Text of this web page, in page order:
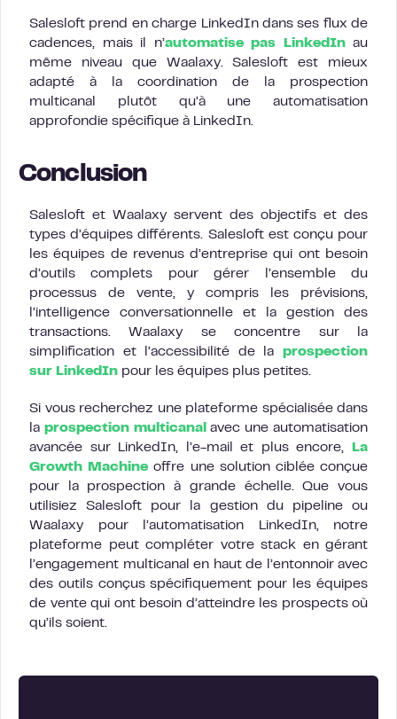
Salesloft prend en charge LinkedIn dans ses flux de
cadences, mais il n’automatise pas LinkedInau
même niveau que Waalaxy. Salesloft est mieux
adapté à la coordination de la prospection
multicanal plutôt qu’à une automatisation
approfondie spécifique à LinkedIn.
Conclusion
Salesloft et Waalaxy servent des objectifs et des
types d’équipes différents. Salesloft est conçu pour
les équipes de revenus d’entreprise qui ont besoin
d’outils complets pour gérer l’ensemble du
processus de vente, y compris les prévisions,
l’intelligence conversationnelle et la gestion des
transactions. Waalaxy se concentre sur la
simplification et l’accessibilité de la prospection
sur LinkedIn pour les équipes plus petites.
Si vous recherchez une plateforme spécialisée dans
la prospection multicanal avec une automatisation
avancée sur LinkedIn, l’e-mail et plus encore,
La
Growth Machine offre une solution ciblée conçue
pour la prospection à grande échelle. Que vous
utilisiez Salesloft pour la gestion du pipeline ou
Waalaxy pour l’automatisation LinkedIn, notre
plateforme peut compléter votre stack en gérant
l’engagement multicanal en haut de l’entonnoir avec
des outils conçus spécifiquement pour les équipes
de vente qui ont besoin d’atteindre les prospects où
qu’ils soient.